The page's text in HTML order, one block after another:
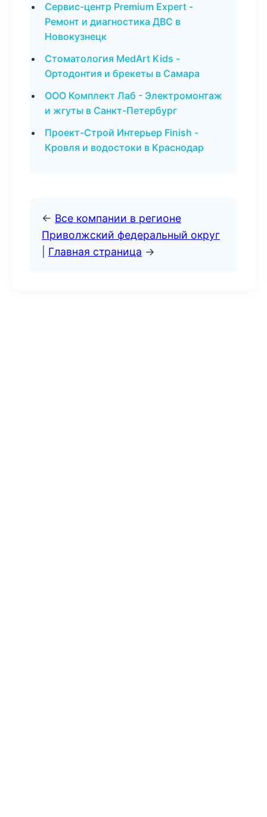
Сервис-центр Premium Expert -
Ремонт и диагностика ДВС в
Новокузнецк
Стоматология MedArt Kids -
Ортодонтия и брекеты в Самара
ООО Комплект Лаб - Электромонтаж
и жгуты в Санкт-Петербург
Проект-Строй Интерьер Finish -
Кровля и водостоки в Краснодар
← Все компании в регионе
Приволжский федеральный округ
Главная страница →